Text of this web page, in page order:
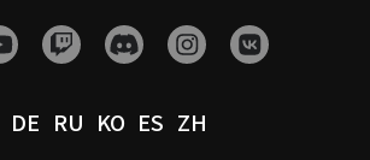
DE RU KO ES ZH